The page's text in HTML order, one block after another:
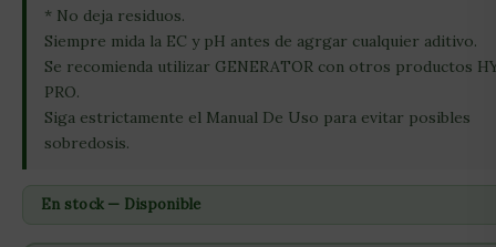
* No deja residuos.
Siempre mida la EC y pH antes de agrgar cualquier aditivo.
Se recomienda utilizar GENERATOR con otros productos
PRO.
Siga estrictamente el Manual De Uso para evitar posibles
sobredosis.
En stock — Disponible